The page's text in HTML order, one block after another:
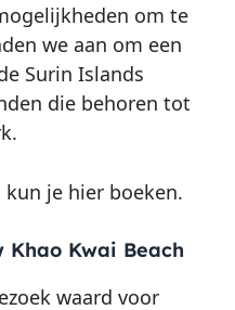
om te
we aan om een
Surin Islands
die behoren tot
je hier boeken.
Kwai Beach
waard voor